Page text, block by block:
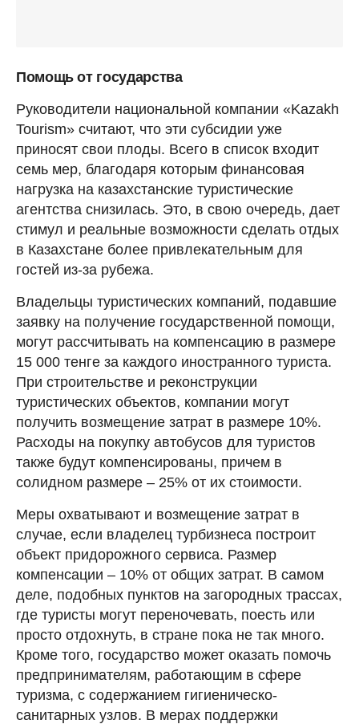
Помощь от государства
Руководители национальной компании «Kazakh
Tourism» считают, что эти субсидии уже
приносят свои плоды. Всего в список входит
семь мер, благодаря которым финансовая
нагрузка на казахстанские туристические
агентства снизилась. Это, в свою очередь, дает
стимул и реальные возможности сделать отдых
в Казахстане более привлекательным для
гостей из-за рубежа.
Владельцы туристических компаний, подавшие
заявку на получение государственной помощи,
могут рассчитывать на компенсацию в размере
15 000 тенге за каждого иностранного туриста.
При строительстве и реконструкции
туристических объектов, компании могут
получить возмещение затрат в размере 10%.
Расходы на покупку автобусов для туристов
также будут компенсированы, причем в
солидном размере – 25% от их стоимости.
Меры охватывают и возмещение затрат в
случае, если владелец турбизнеса построит
объект придорожного сервиса. Размер
компенсации – 10% от общих затрат. В самом
деле, подобных пунктов на загородных трассах,
где туристы могут переночевать, поесть или
просто отдохнуть, в стране пока не так много.
Кроме того, государство может оказать помочь
предпринимателям, работающим в сфере
туризма, с содержанием гигиеническо-
санитарных узлов. В мерах поддержки